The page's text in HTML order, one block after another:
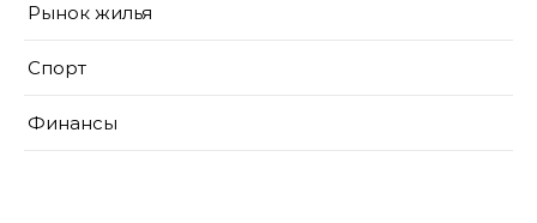
Рынок жилья
Спорт
Финансы